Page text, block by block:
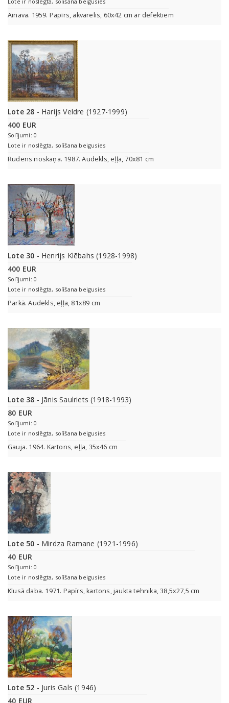
Ainava. 1959. Papīrs, akvarelis, 60x42 cm ar defektiem
Lote 28 - Harijs Veldre (1927-1999)
400 EUR
Solījumi: 0
Lote ir noslēgta, solīšana beigusies
Rudens noskaņa. 1987. Audekls, eļļa, 70x81 cm
Lote 30 - Henrijs Klēbahs (1928-1998)
400 EUR
Solījumi: 0
Lote ir noslēgta, solīšana beigusies
Parkā. Audekls, eļļa, 81x89 cm
Lote 38 - Jānis Saulriets (1918-1993)
80 EUR
Solījumi: 0
Lote ir noslēgta, solīšana beigusies
Gauja. 1964. Kartons, eļļa, 35x46 cm
Lote 50 - Mirdza Ramane (1921-1996)
40 EUR
Solījumi: 0
Lote ir noslēgta, solīšana beigusies
Klusā daba. 1971. Papīrs, kartons, jaukta tehnika, 38,5x27,5 cm
Lote 52 - Juris Gals (1946)
40 EUR